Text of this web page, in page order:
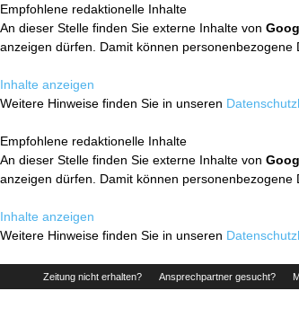
Empfohlene redaktionelle Inhalte
An dieser Stelle finden Sie externe Inhalte von
anzeigen dürfen. Damit können personenbezogene
Inhalte anzeigen
Weitere Hinweise finden Sie in unseren
Empfohlene redaktionelle Inhalte
An dieser Stelle finden Sie externe Inhalte von
anzeigen dürfen. Damit können personenbezogene
Inhalte anzeigen
Weitere Hinweise finden Sie in unseren
Zeitung nicht erhalten? Ansprechpartner gesucht?